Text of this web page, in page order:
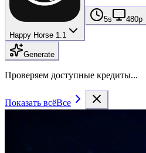
Happy Horse 1.1
5s 480p
Generate
Проверяем доступные кредиты...
Показать всёВсе